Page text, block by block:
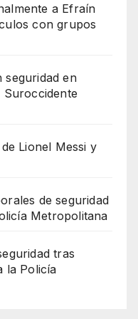
a Efraín
con grupos
seguridad en
Suroccidente
Lionel Messi y
de seguridad
Metropolitana
tras
la Policía